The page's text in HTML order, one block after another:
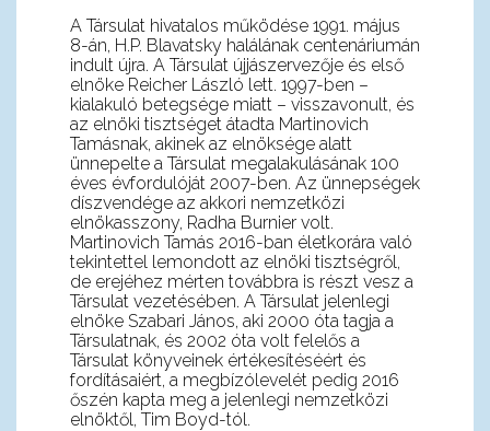
A Társulat hivatalos működése 1991. május
8-án, H.P. Blavatsky halálának centenáriumán
indult újra. A Társulat újjászervezője és első
elnöke Reicher László lett. 1997-ben –
kialakuló betegsége miatt – visszavonult, és
az elnöki tisztséget átadta Martinovich
Tamásnak, akinek az elnöksége alatt
ünnepelte a Társulat megalakulásának 100
éves évfordulóját 2007-ben. Az ünnepségek
díszvendége az akkori nemzetközi
elnökasszony, Radha Burnier volt.
Martinovich Tamás 2016-ban életkorára való
tekintettel lemondott az elnöki tisztségről,
de erejéhez mérten továbbra is részt vesz a
Társulat vezetésében. A Társulat jelenlegi
elnöke Szabari János, aki 2000 óta tagja a
Társulatnak, és 2002 óta volt felelős a
Társulat könyveinek értékesítéséért és
fordításaiért, a megbízólevelét pedig 2016
őszén kapta meg a jelenlegi nemzetközi
elnöktől, Tim Boyd-tól.